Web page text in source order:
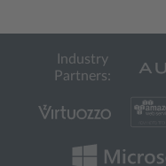
Industry
Partners: